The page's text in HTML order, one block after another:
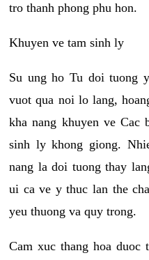
tro thanh phong phu hon.
Khuyen ve tam sinh ly
Su ung ho Tu doi tuong
vuot qua noi lo lang,
kha nang khuyen ve Cac
sinh ly khong giong.
nang la doi tuong thay
ui ca ve y thuc lan the
yeu thuong va quy trong.
Cam xuc thang hoa